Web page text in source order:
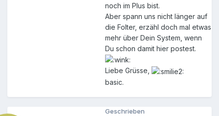
noch im Plus bist.
Aber spann uns nicht länger auf
die Folter, erzähl doch mal etwas
mehr über Dein System, wenn
Du schon damit hier postest.
Liebe Grüsse,
basic.
Geschrieben